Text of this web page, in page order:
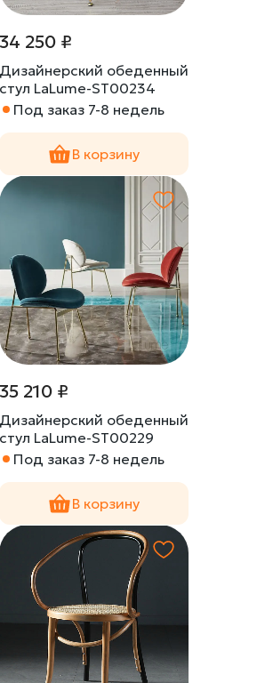
34 250 ₽
Дизайнерский обеденный
стул LaLume-ST00234
Под заказ 7-8 недель
В корзину
35 210 ₽
Дизайнерский обеденный
стул LaLume-ST00229
Под заказ 7-8 недель
В корзину